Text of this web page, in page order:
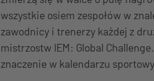
wszystkie osiem zespołów w
zawodnicy i trenerzy każdej z
mistrzostw IEM: Global
znaczenie w kalendarzu